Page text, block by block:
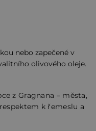
nebo zapečené v
olivového oleje.
z Gragnana – města,
k řemeslu a